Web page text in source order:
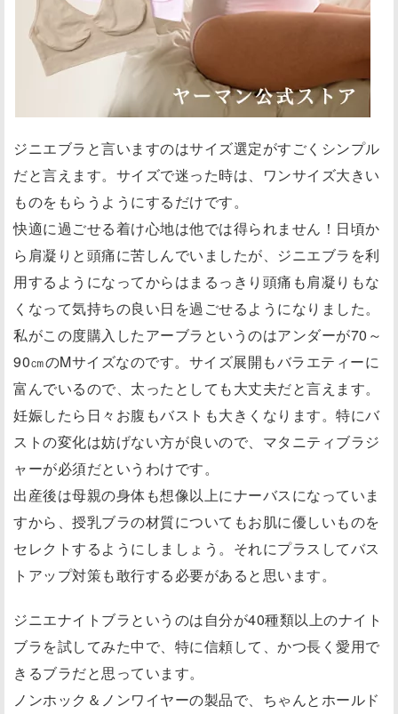
ジニエブラと言いますのはサイズ選定がすごくシンプル
だと言えます。サイズで迷った時は、ワンサイズ大きい
ものをもらうようにするだけです。
快適に過ごせる着け心地は他では得られません！日頃か
ら肩凝りと頭痛に苦しんでいましたが、ジニエブラを利
用するようになってからはまるっきり頭痛も肩凝りもな
くなって気持ちの良い日を過ごせるようになりました。
私がこの度購入したアーブラというのはアンダーが70～
90㎝のMサイズなのです。サイズ展開もバラエティーに
富んでいるので、太ったとしても大丈夫だと言えます。
妊娠したら日々お腹もバストも大きくなります。特にバ
ストの変化は妨げない方が良いので、マタニティブラジ
ャーが必須だというわけです。
出産後は母親の身体も想像以上にナーバスになっていま
すから、授乳ブラの材質についてもお肌に優しいものを
セレクトするようにしましょう。それにプラスしてバス
トアップ対策も敢行する必要があると思います。
ジニエナイトブラというのは自分が40種類以上のナイト
ブラを試してみた中で、特に信頼して、かつ長く愛用で
きるブラだと思っています。
ノンホック＆ノンワイヤーの製品で、ちゃんとホールド